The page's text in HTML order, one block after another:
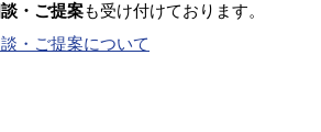
・ご提案も受け付けております。
・ご提案について